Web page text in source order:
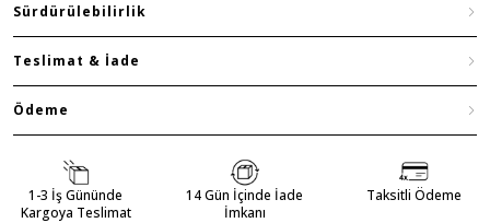
Sürdürülebilirlik
Teslimat & İade
Ödeme
1-3 İş Gününde
Kargoya Teslimat
14 Gün İçinde İade
İmkanı
Taksitli Ödeme